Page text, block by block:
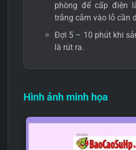
phòng để cấp điện
trắng cắm vào lỗ cần
Đợi 5 – 10 phút khi
là rút ra.
Hình ảnh minh họa